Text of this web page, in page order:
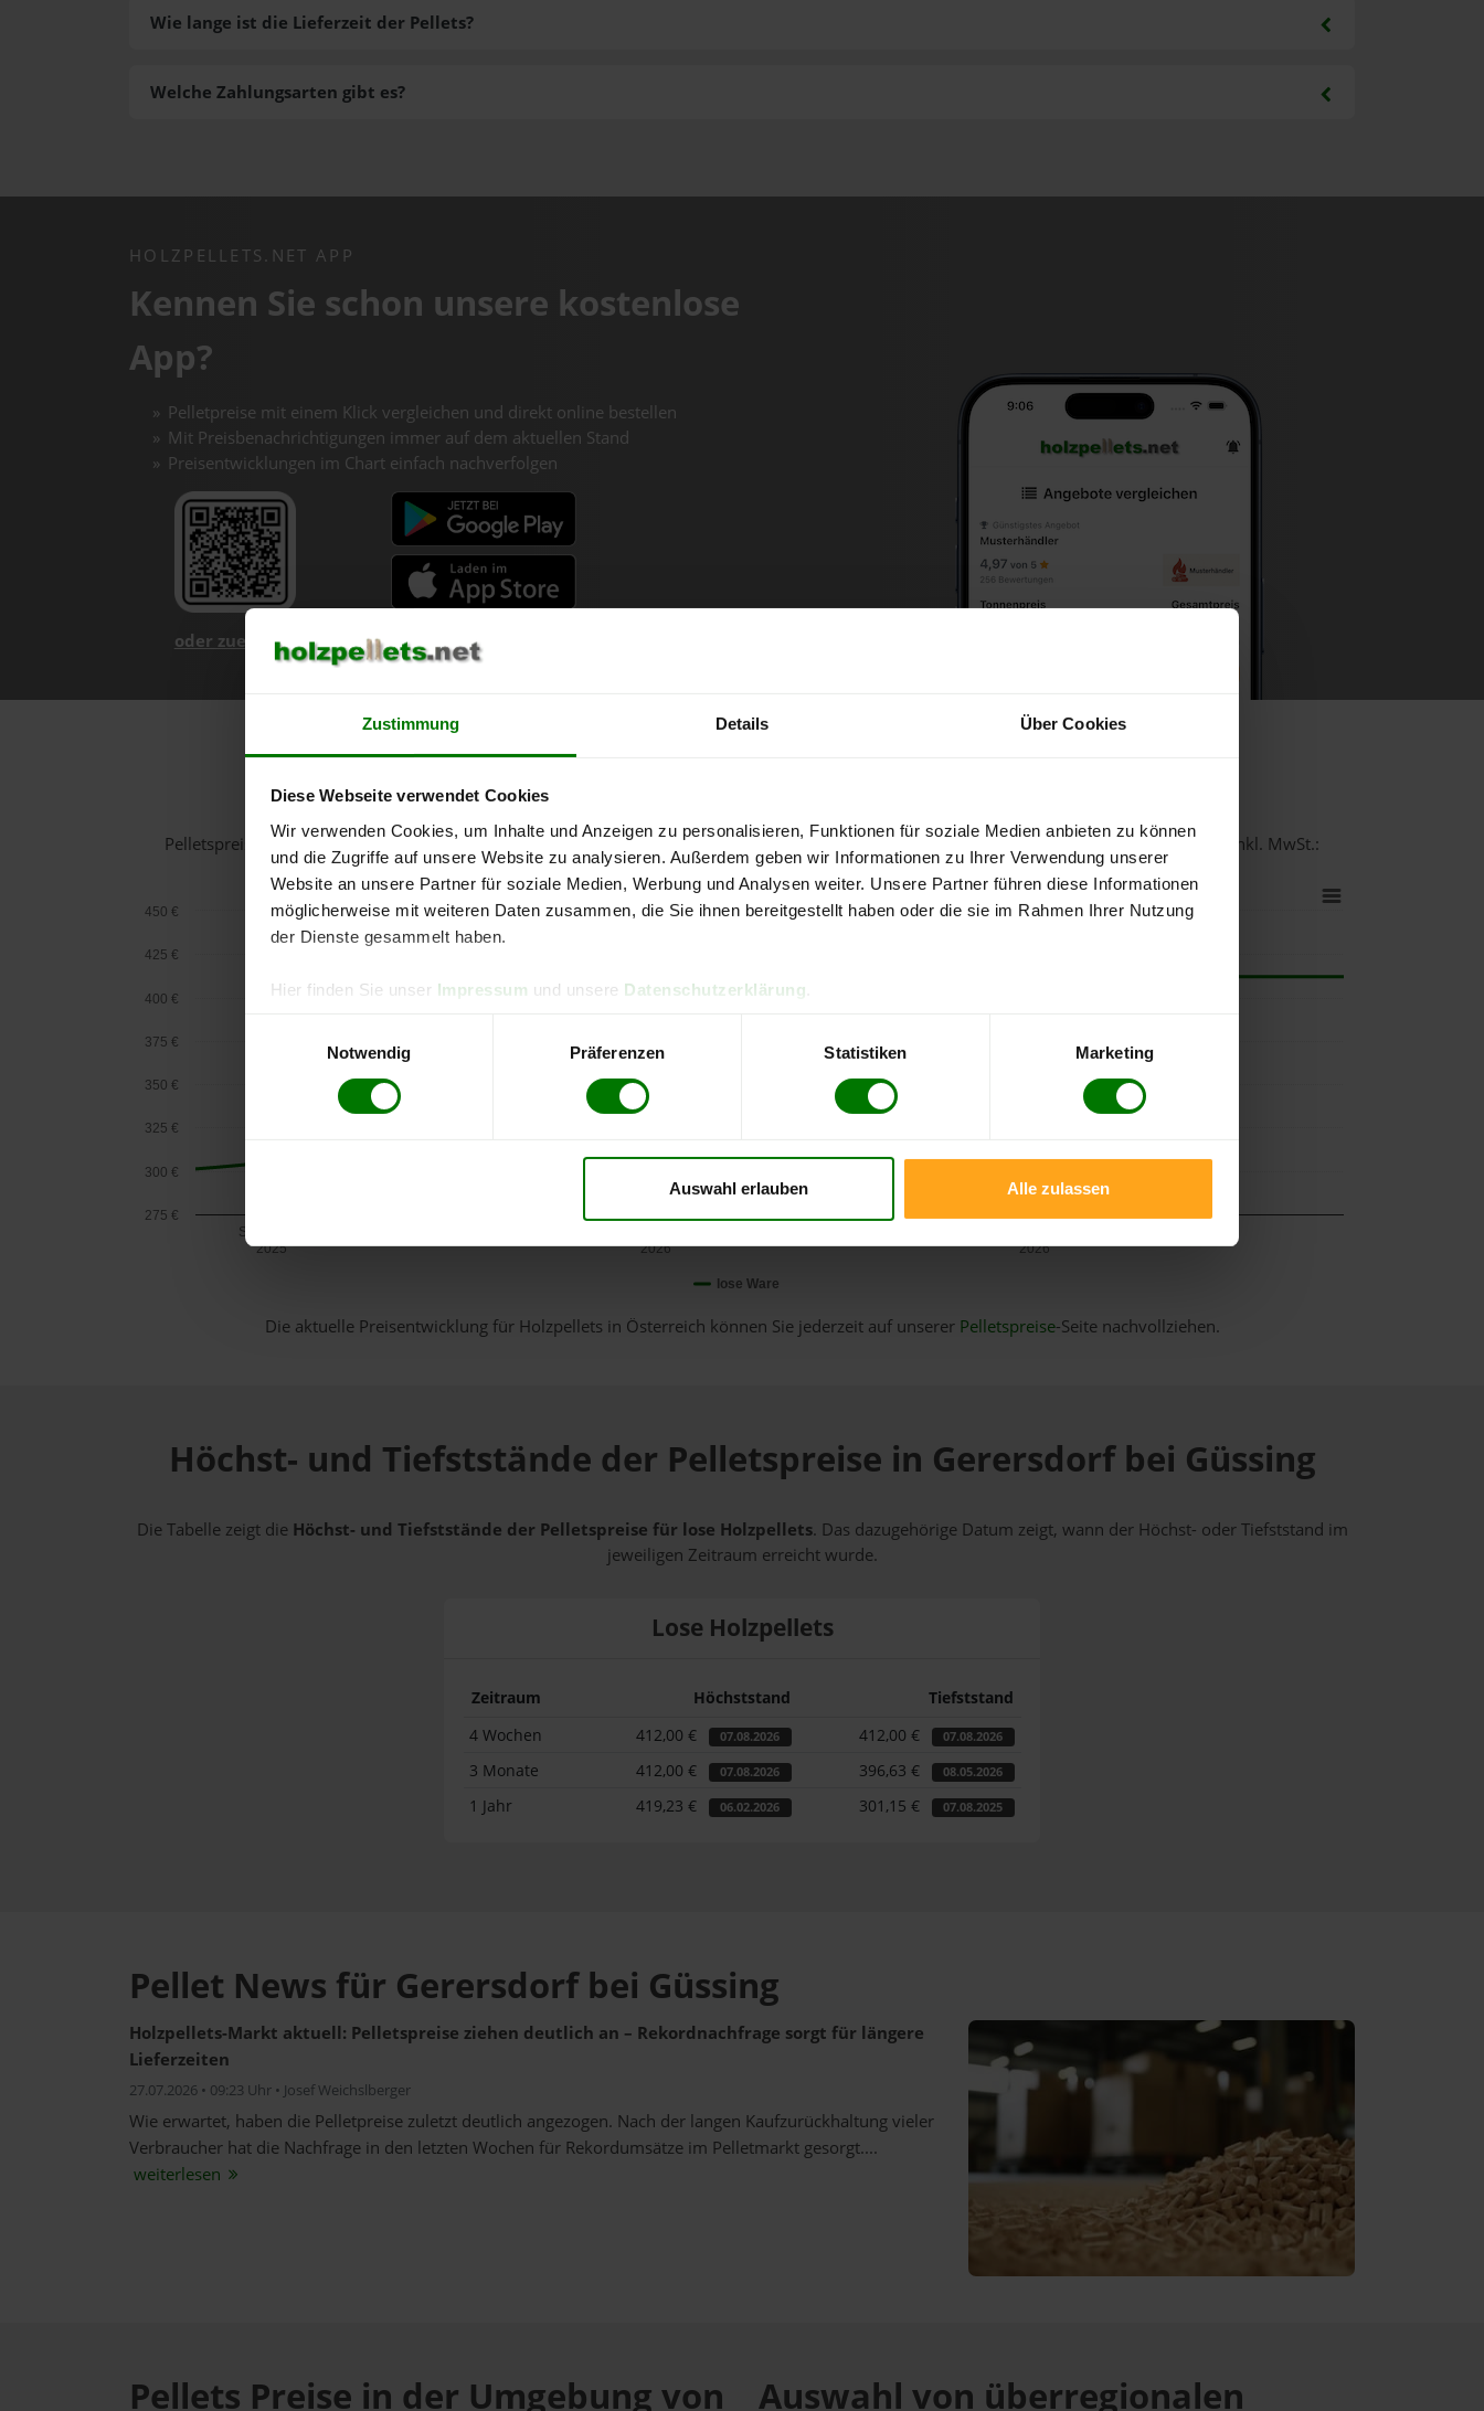
Zustimmung Details Über Cookies
Diese Webseite verwendet Cookies
Wir verwenden Cookies, um Inhalte und Anzeigen zu personalisieren, Funktionen für soziale Medien anbieten zu können
und die Zugriffe auf unsere Website zu analysieren. Außerdem geben wir Informationen zu Ihrer Verwendung unserer
Website an unsere Partner für soziale Medien, Werbung und Analysen weiter. Unsere Partner führen diese Informationen
möglicherweise mit weiteren Daten zusammen, die Sie ihnen bereitgestellt haben oder die sie im Rahmen Ihrer Nutzung
der Dienste gesammelt haben.
Hier finden Sie unser Impressum und unsere Datenschutzerklärung
Notwendig
Präferenzen Statistiken Marketing
Auswahl erlauben Alle zulassen
Welche Zahlungsarten gibt es?
Wie lange ist die Lieferzeit der Pellets?
HOLZPELLETS.NET APP
Kennen Sie schon unsere kostenlose
App?
Pelletpreise mit einem Klick vergleichen und direkt online bestellen
Mit Preisbenachrichtigungen immer auf dem aktuellen Stand
Preisentwicklungen im Chart einfach nachverfolgen
oder zuerst mehr über unsere App erfahren
Holzpellets-Chart für Gerersdorf bei Güssing
Pelletspreise in Gerersdorf bei Güssing für 1 Tonne bei Abnahmevon 6 Tonnen loser Warein DINplus-/ENplus-Qualität bei einer Lieferstelle inkl. MwSt.:
lose Ware
September
2025
2026
2026
275 €
300 €
325 €
350 €
375 €
400 €
425 €
450 €
Die aktuelle Preisentwicklung für Holzpellets in Österreich können Sie jederzeit auf unserer Pelletspreise-Seite nachvollziehen.
Höchst- und Tiefststände der Pelletspreise in Gerersdorf bei Güssing
Die Tabelle zeigt die Höchst- und Tiefststände der Pelletspreise für lose Holzpellets. Das dazugehörige Datum zeigt, wann der Höchst- oder Tiefststand im
jeweiligen Zeitraum erreicht wurde.
Lose Holzpellets
Zeitraum Höchststand
Tiefststand
4 Wochen
412,00 € 07.08.2026 412,00 € 07.08.2026
3 Monate 412,00 € 07.08.2026 396,63 € 08.05.2026
1 Jahr 419,23 € 06.02.2026 301,15 € 07.08.2025
Pellet News für Gerersdorf bei Güssing
Holzpellets-Markt aktuell: Pelletspreise ziehen deutlich an – Rekordnachfrage sorgt für längere
Lieferzeiten
27.07.2026 • 09:23 Uhr • Josef Weichslberger
Wie erwartet, haben die Pelletpreise zuletzt deutlich angezogen. Nach der langen Kaufzurückhaltung vieler
Verbraucher hat die Nachfrage in den letzten Wochen für Rekordumsätze im Pelletmarkt gesorgt....
weiterlesen
Pellets Preise in der Umgebung von Auswahl von überregionalen